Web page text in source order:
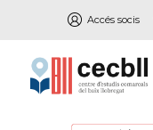
Accés socis